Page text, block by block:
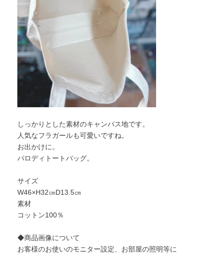
しっかりとした素材のキャンパス地です。
人気なフラガールも可愛いですね。
お出かけに。
パロディトートバッグ。
サイズ
W46×H32㎝D13.5㎝
素材
コットン100％
◆商品画像について
お客様のお使いのモニター設定、お部屋の照明等に